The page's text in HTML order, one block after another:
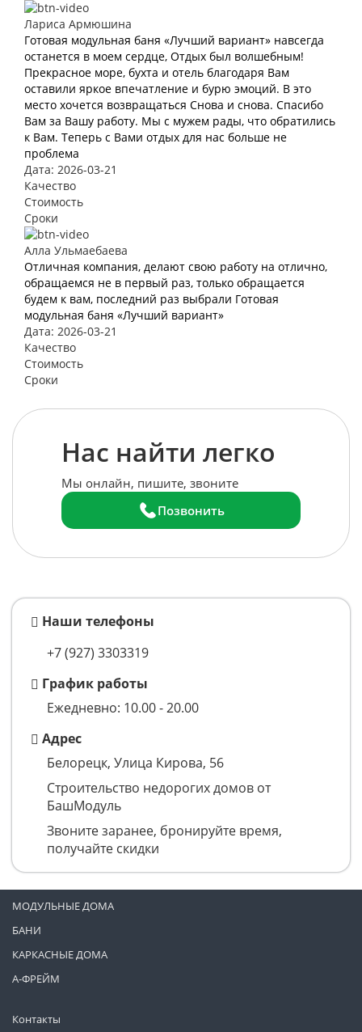
Лариса Армюшина
Готовая модульная баня «Лучший вариант» навсегда
останется в моем сердце, Отдых был волшебным!
Прекрасное море, бухта и отель благодаря Вам
оставили яркое впечатление и бурю эмоций. В это
место хочется возвращаться Снова и снова. Спасибо
Вам за Вашу работу. Мы с мужем рады, что обратились
к Вам. Теперь с Вами отдых для нас больше не
проблема
Дата: 2026-03-21
Качество
Стоимость
Сроки
Алла Ульмаебаева
Отличная компания, делают свою работу на отлично,
обращаемся не в первый раз, только обращается
будем к вам, последний раз выбрали Готовая
модульная баня «Лучший вариант»
Дата: 2026-03-21
Качество
Стоимость
Сроки
Нас найти легко
Мы онлайн, пишите, звоните
Позвонить
Наши телефоны
+7 (927) 3303319
График работы
Ежедневно: 10.00 - 20.00
Адрес
Белорецк, Улица Кирова, 56
Строительство недорогих домов от
БашМодуль
Звоните заранее, бронируйте время,
получайте скидки
Контакты
МОДУЛЬНЫЕ ДОМА
БАНИ
КАРКАСНЫЕ ДОМА
А-ФРЕЙМ